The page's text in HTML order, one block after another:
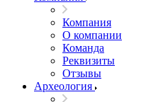
Компания
О компании
Команда
Реквизиты
Отзывы
Археология